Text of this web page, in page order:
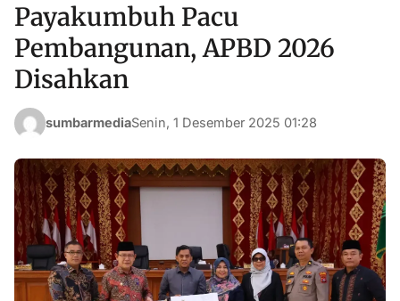
Payakumbuh Pacu
Pembangunan, APBD 2026
Disahkan
sumbarmediaSenin, 1 Desember 2025 01:28